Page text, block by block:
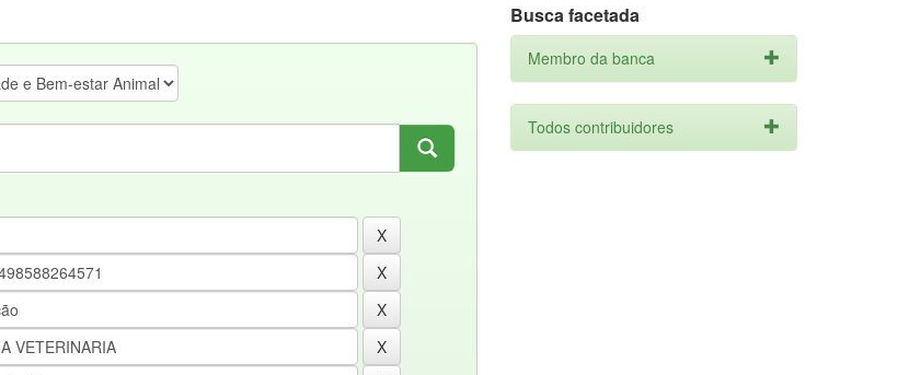
Busca facetada
Membro da banca
Todos contribuidores